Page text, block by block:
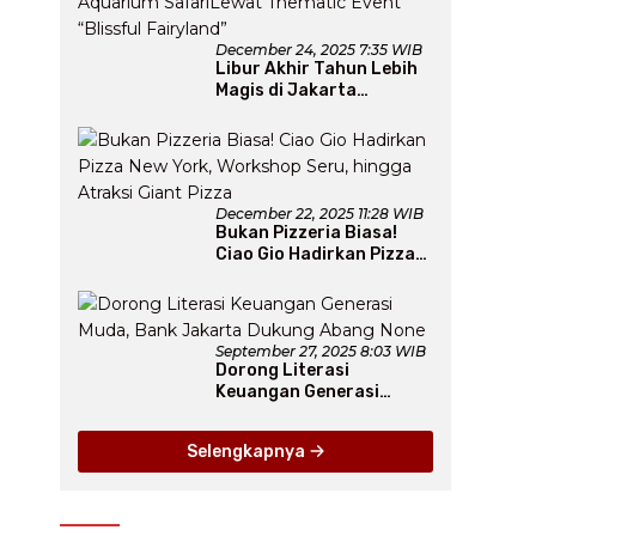
December 24, 2025 7:35 WIB
Libur Akhir Tahun Lebih
Magis di Jakarta
Thematic Event “Blissful
Fairyland”
December 22, 2025 11:28 WIB
Bukan Pizzeria Biasa!
Ciao Gio Hadirkan Pizza
Seru, hingga Atraksi
Giant Pizza
September 27, 2025 8:03 WIB
Dorong Literasi
Keuangan Generasi
Dukung Abang None
Selengkapnya